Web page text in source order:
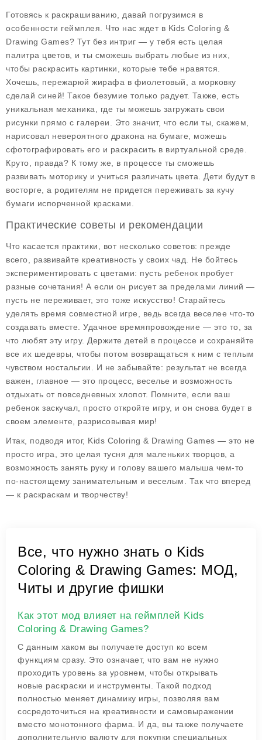
Готовясь к раскрашиванию, давай погрузимся в
особенности геймплея . Что нас ждет в Kids Coloring &
Drawing Games? Тут без интриг — у тебя есть целая
палитра цветов, и ты сможешь выбрать любые из них,
чтобы раскрасить картинки, которые тебе нравятся.
Хочешь, пережарюй жирафа в фиолетовый, а морковку
сделай синей! Такое безумие только радует. Также, есть
уникальная механика, где ты можешь загружать свои
рисунки прямо с галереи. Это значит, что если ты, скажем,
нарисовал невероятного дракона на бумаге, можешь
сфотографировать его и раскрасить в виртуальной среде.
Круто, правда? К тому же, в процессе ты сможешь
развивать моторику и учиться различать цвета. Дети будут в
восторге, а родителям не придется переживать за кучу
бумаги испорченной красками.
Практические советы и рекомендации
Что касается практики, вот несколько советов: прежде
всего, развивайте креативность у своих чад. Не бойтесь
экспериментировать с цветами: пусть ребенок пробует
разные сочетания! А если он рисует за пределами линий —
пусть не переживает, это тоже искусство! Старайтесь
уделять время совместной игре, ведь всегда веселее что-то
создавать вместе. Удачное времяпровождение — это то, за
что любят эту игру. Держите детей в процессе и сохраняйте
все их шедевры, чтобы потом возвращаться к ним с теплым
чувством ностальгии. И не забывайте: результат не всегда
важен, главное — это процесс, веселье и возможность
отдыхать от повседневных хлопот. Помните, если ваш
ребенок заскучал, просто откройте игру, и он снова будет в
своем элементе, разрисовывая мир!
Итак, подводя итог, Kids Coloring & Drawing Games — это не
просто игра, это целая тусня для маленьких творцов, а
возможность занять руку и голову вашего малыша чем-то
по-настоящему занимательным и веселым. Так что вперед
— к раскраскам и творчеству!
Все, что нужно знать о Kids
Coloring & Drawing Games: МОД,
Читы и другие фишки
Как этот мод влияет на геймплей Kids
Coloring & Drawing Games?
С данным хаком вы получаете доступ ко всем
функциям сразу. Это означает, что вам не нужно
проходить уровень за уровнем, чтобы открывать
новые раскраски и инструменты. Такой подход
полностью меняет динамику игры, позволяя вам
сосредоточиться на креативности и самовыражении
вместо монотонного фарма. И да, вы также получаете
дополнительную валюту для покупки специальных